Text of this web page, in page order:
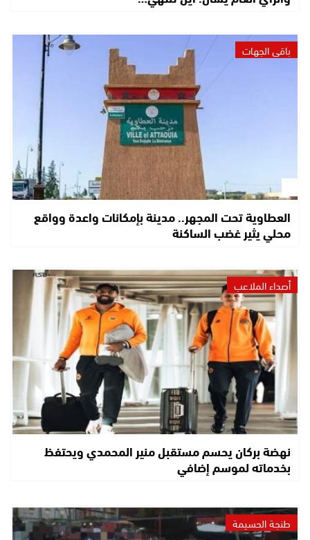
باقي الجهات
العطاوية تحت المجهر.. مدينة بإمكانات واعدة وواقع
محلي يثير غضب الساكنة
أصداء الملاعب
نهضة بركان يحسم مستقبل منير المحمدي ويحتفظ
بخدماته لموسم إضافي
طنجة الحسيمة